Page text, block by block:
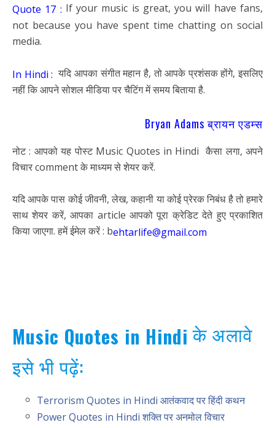
Quote 17 : If your music is great, you will have fans,
not because you have spent time chatting on social
media.
In Hindi : यदि आपका संगीत महान है, तो आपके प्रशंसक होंगे, इसलिए
नहीं कि आपने सोशल मीडिया पर चैटिंग में समय बिताया है.
Bryan Adams ब्रायन एडम्स
नोट : आपको यह पोस्ट Music Quotes in Hindi कैसा लगा, अपने
विचार comment के माध्यम से शेयर करें.
यदि आपके पास कोई जीवनी, लेख, कहानी या कोई प्रेरक निबंध है तो हमारे
साथ शेयर करें, आपका article आपको पूरा क्रेडिट देते हुए प्रकाशित
किया जाएगा. हमें ईमेल करें : behtarlife@gmail.com
Music Quotes in Hindi के अलावे
इसे भी पढ़ें:
Terrorism Quotes in Hindi आतंकवाद पर हिंदी कथन
Power Quotes in Hindi शक्ति पर अनमोल विचार